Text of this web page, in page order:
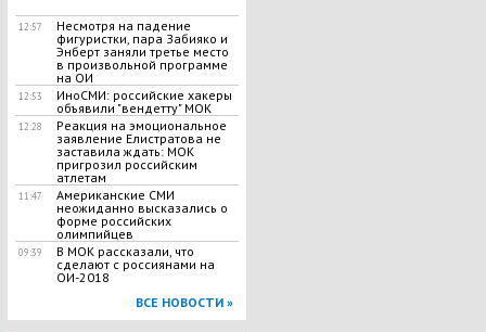
12:57
Несмотря на падение
фигуристки, пара Забияко и
Энберт заняли третье место
в произвольной программе
на ОИ
12:53
ИноСМИ: российские хакеры
объявили "вендетту" МОК
12:28
Реакция на эмоциональное
заявление Елистратова не
заставила ждать: МОК
пригрозил российским
атлетам
11:47
Американские СМИ
неожиданно высказались о
форме российских
олимпийцев
09:39
В МОК рассказали, что
сделают с россиянами на
ОИ-2018
ВСЕ НОВОСТИ »